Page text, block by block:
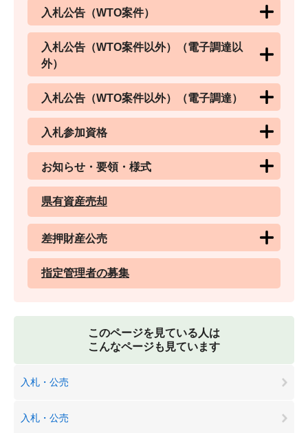
入札公告（WTO案件）
入札公告（WTO案件以外）（電子調達以
外）
入札公告（WTO案件以外）（電子調達）
入札参加資格
お知らせ・要領・様式
県有資産売却
差押財産公売
指定管理者の募集
このページを見ている人は
こんなページも見ています
入札・公売
入札・公売